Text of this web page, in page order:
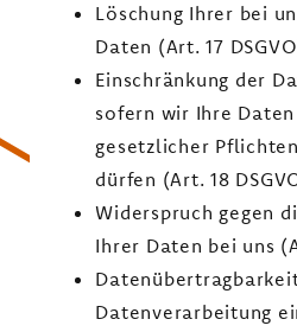
Löschung Ihrer bei
Daten (Art. 17
Einschränkung der
sofern wir Ihre
gesetzlicher
dürfen (Art. 18
Widerspruch gegen
Ihrer Daten bei uns
Datenverarbeitung